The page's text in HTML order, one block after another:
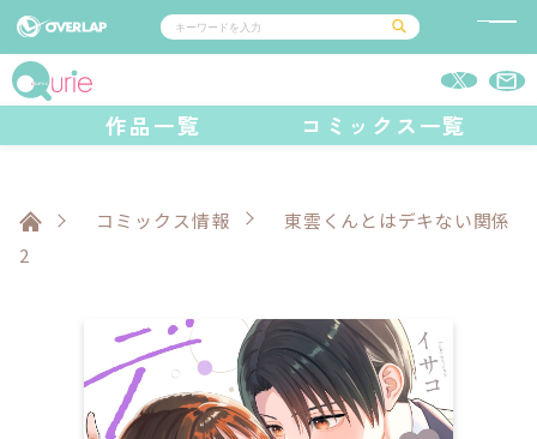
コミック
コミックガルド
コミッククリエ
LiQulle
ライトノベル
文庫
ノベルス
ノベルスf
ゲーム
企業
オーバーラップノベルス
作品一覧 コミックス一覧
コミックス情報
東雲くんとはデキない関係
2